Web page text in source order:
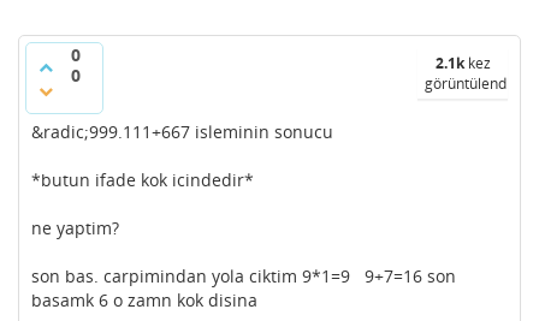
0
0
2.1kkez
görüntülendi
&radic;999.111+667 isleminin sonucu
*butun ifade kok icindedir*
ne yaptim?
son bas. carpimindan yola ciktim 9*1=9 9+7=16 son
basamk 6 o zamn kok disina